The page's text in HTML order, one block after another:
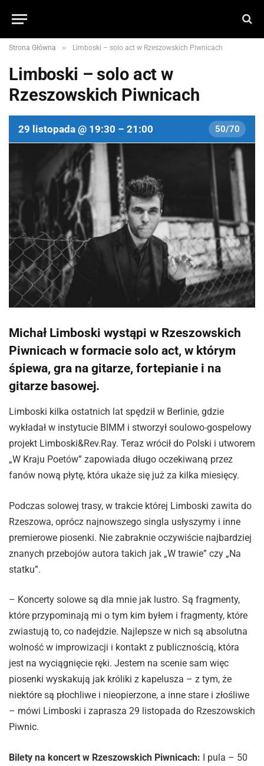
Strona Główna » Limboski – solo act w Rzeszowskich Piwnicach
Limboski – solo act w
Rzeszowskich Piwnicach
29 listopada @ 19:30 – 21:00 50/70
Michał Limboski wystąpi w Rzeszowskich
Piwnicach w formacie solo act, w którym
śpiewa, gra na gitarze, fortepianie i na
gitarze basowej.
Limboski kilka ostatnich lat spędził w Berlinie, gdzie
wykładał w instytucie BIMM i stworzył soulowo-gospelowy
projekt Limboski&Rev.Ray. Teraz wrócił do Polski i utworem
„W Kraju Poetów” zapowiada długo oczekiwaną przez
fanów nową płytę, która ukaże się już za kilka miesięcy.
Podczas solowej trasy, w trakcie której Limboski zawita do
Rzeszowa, oprócz najnowszego singla usłyszymy i inne
premierowe piosenki. Nie zabraknie oczywiście najbardziej
znanych przebojów autora takich jak „W trawie” czy „Na
statku”.
– Koncerty solowe są dla mnie jak lustro. Są fragmenty,
które przypominają mi o tym kim byłem i fragmenty, które
zwiastują to, co nadejdzie. Najlepsze w nich są absolutna
wolność w improwizacji i kontakt z publicznością, która
jest na wyciągnięcie ręki. Jestem na scenie sam więc
piosenki wyskakują jak króliki z kapelusza – z tym, że
niektóre są płochliwe i nieopierzone, a inne stare i złośliwe
– mówi Limboski i zaprasza 29 listopada do Rzeszowskich
Piwnic.
Bilety na koncert w Rzeszowskich Piwnicach: I pula – 50